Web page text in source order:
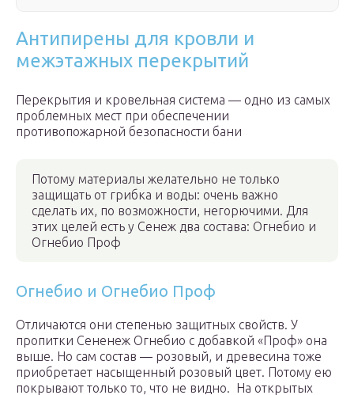
Антипирены для кровли и
межэтажных перекрытий
Перекрытия и кровельная система — одно из самых
проблемных мест при обеспечении
противопожарной безопасности бани
Потому материалы желательно не только
защищать от грибка и воды: очень важно
сделать их, по возможности, негорючими. Для
этих целей есть у Сенеж два состава: Огнебио и
Огнебио Проф
Огнебио и Огнебио Проф
Отличаются они степенью защитных свойств. У
пропитки Сененеж Огнебио с добавкой «Проф» она
выше. Но сам состав — розовый, и древесина тоже
приобретает насыщенный розовый цвет. Потому ею
покрывают только то, что не видно. На открытых